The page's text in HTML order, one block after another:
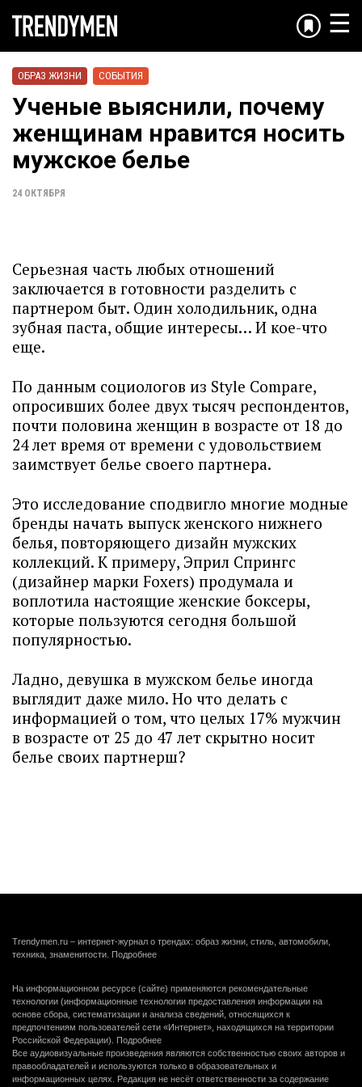
☰
ОБРАЗ ЖИЗНИ СОБЫТИЯ
Ученые выяснили, почему
женщинам нравится носить
мужское белье
24 ОКТЯБРЯ
Серьезная часть любых отношений
заключается в готовности разделить с
партнером быт. Один холодильник, одна
зубная паста, общие интересы… И кое-что
еще.
По данным социологов из Style Compare,
опросивших более двух тысяч респондентов,
почти половина женщин в возрасте от 18 до
24 лет время от времени с удовольствием
заимствует белье своего партнера.
Это исследование сподвигло многие модные
бренды начать выпуск женского нижнего
белья, повторяющего дизайн мужских
коллекций. К примеру, Эприл Спрингс
(дизайнер марки Foxers) продумала и
воплотила настоящие женские боксеры,
которые пользуются сегодня большой
популярностью.
Ладно, девушка в мужском белье иногда
выглядит даже мило. Но что делать с
информацией о том, что целых 17% мужчин
в возрасте от 25 до 47 лет скрытно носит
белье своих партнерш?
Trendymen.ru – интернет-журнал о трендах: образ жизни, стиль, автомобили,
техника, знаменитости. Подробнее
На информационном ресурсе (сайте) применяются рекомендательные
технологии (информационные технологии предоставления информации на
основе сбора, систематизации и анализа сведений, относящихся к
предпочтениям пользователей сети «Интернет», находящихся на территории
Российской Федерации). Подробнее
Все аудиовизуальные произведения являются собственностью своих авторов и
правообладателей и используются только в образовательных и
информационных целях. Редакция не несёт ответственности за содержание